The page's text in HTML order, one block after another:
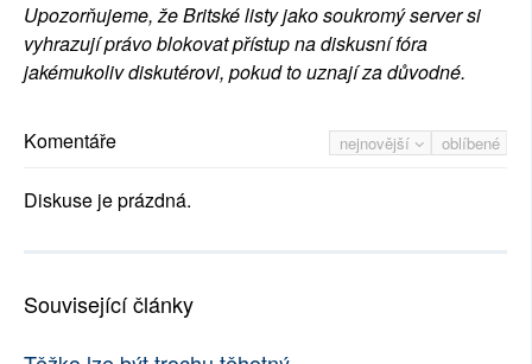
Upozorňujeme, že Britské listy jako soukromý server si
vyhrazují právo blokovat přístup na diskusní fóra
jakémukoliv diskutérovi, pokud to uznají za důvodné.
nejnovější oblíbené
Komentáře
Diskuse je prázdná.
Související články